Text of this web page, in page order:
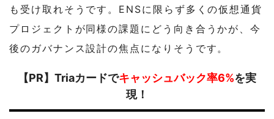
も受け取れそうです。ENSに限らず多くの仮想通貨
プロジェクトが同様の課題にどう向き合うかが、今
後のガバナンス設計の焦点になりそうです。
【PR】Triaカードでキャッシュバック率6%を実
現！